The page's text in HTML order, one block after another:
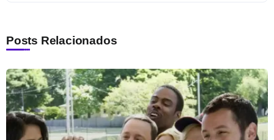
Posts Relacionados